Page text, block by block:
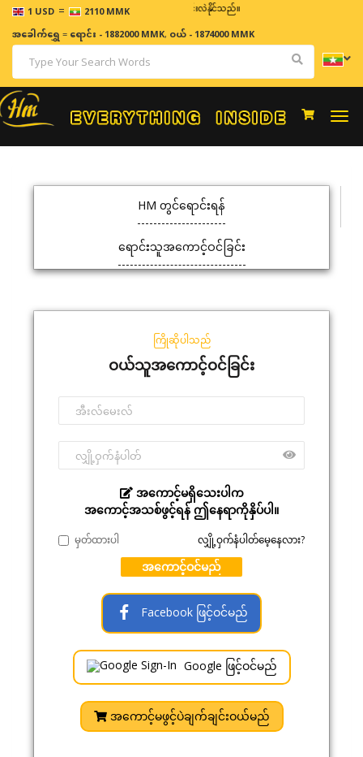
1 USD = 2110 MMK
ဈေးနှုန်းများသည် အချိန်နှင့် အမျှပြောင်းလဲနိုင်သည်။
အခေါက်ရွှေ=ရောင်း - 1882000 MMK, ဝယ် - 1874000 MMK
HM တွင်ရောင်းရန်
ရောင်းသူအကောင့်ဝင်ခြင်း
ကြိုဆိုပါသည်
ဝယ်သူအကောင့်ဝင်ခြင်း
အကောင့်မရှိသေးပါက
အကောင့်အသစ်ဖွင့်ရန် ဤနေရာကိုနှိပ်ပါ။
မှတ်ထားပါ လျှို့ဝှက်နံပါတ်မေ့နေလား?
အကောင့်ဝင်မည်
Facebook ဖြင့်ဝင်မည်
Google ဖြင့်ဝင်မည်
အကောင့်မဖွင့်ပဲချက်ချင်းဝယ်မည်